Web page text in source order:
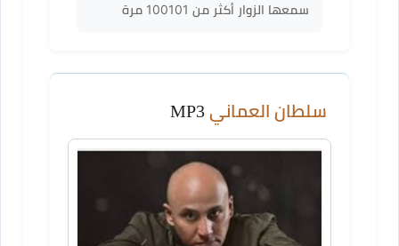
سمعها الزوار أكثر من 100101 مرة
سلطان العماني